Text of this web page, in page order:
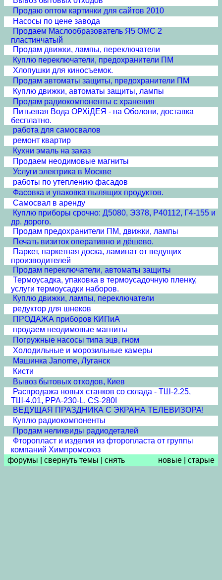
Продаю оптом картинки для сайтов 2010
Насосы по цене завода
Продаем Маслообразователь Я5 ОМС 2
пластинчатый
Продам движки, лампы, переключатели
Куплю переключатели, предохранители ПМ
Хлопушки для киносъемок.
Продам автоматы защиты, предохранители ПМ
Куплю движки, автоматы защиты, лампы
Продам радиокомпоненты с хранения
Питьевая Вода ОРХiДЕЯ - на Оболони, доставка
бесплатно.
работа для самосвалов
ремонт квартир
Кухни эмаль на заказ
Продаем неодимовые магниты
Услуги электрика в Москве
работы по утеплению фасадов
Фасовка и упаковка пылящих продуктов.
Самосвал в аренду
Куплю приборы срочно: Д5080, Э378, Р40112, Г4-155 и
др. дорого.
Продам предохранители ПМ, движки, лампы
Печать визиток оперативно и дёшево.
Паркет, паркетная доска, ламинат от ведущих
производителей
Продам переключатели, автоматы защиты
Термоусадка, упаковка в термоусадочную пленку,
услуги термоусадки наборов.
Куплю движки, лампы, переключатели
редуктор для шнеков
ПРОДАЖА приборов КИПиА
продаем неодимовые магниты
Погружные насосы типа эцв, гном
Холодильные и морозильные камеры
Машинка Janome, Луганск
Кисти
Вывоз бытовых отходов, Киев
Распродажа новых станков со склада - ТШ-2.25,
ТШ-4.01, PPA-230-L, CS-280I
ВЕДУЩАЯ ПРАЗДНИКА С ЭКРАНА ТЕЛЕВИЗОРА!
Куплю радиокомпоненты
Продам неликвиды радиодеталей
Фторопласт и изделия из фторопласта от группы
компаний Химпромсоюз
форумы
свернуть темы снять новые старые